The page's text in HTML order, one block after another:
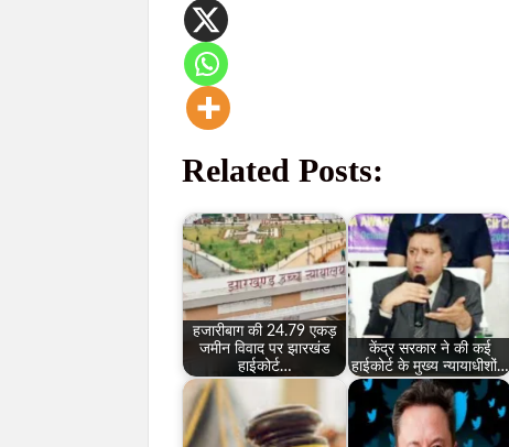
Related Posts:
हजारीबाग की 24.79 एकड़
जमीन विवाद पर झारखंड
हाईकोर्ट…
केंद्र सरकार ने की कई
हाईकोर्ट के मुख्य न्यायाधीशों…